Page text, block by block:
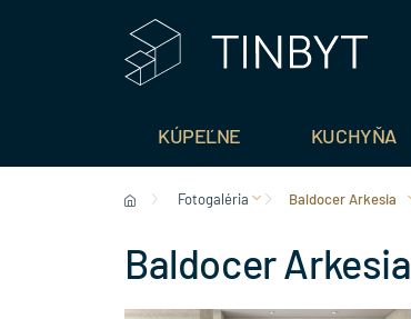
KÚPEĽNE KUCHYŇA
Fotogaléria Baldocer Arkesia
Baldocer Arkesia